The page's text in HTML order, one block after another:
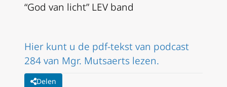
“God van licht” LEV band
Hier kunt u de pdf-tekst van podcast
284 van Mgr. Mutsaerts lezen.
Delen